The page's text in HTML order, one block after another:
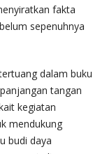
fakta
sepenuhnya
dalam buku
tangan
kegiatan
mendukung
budi daya